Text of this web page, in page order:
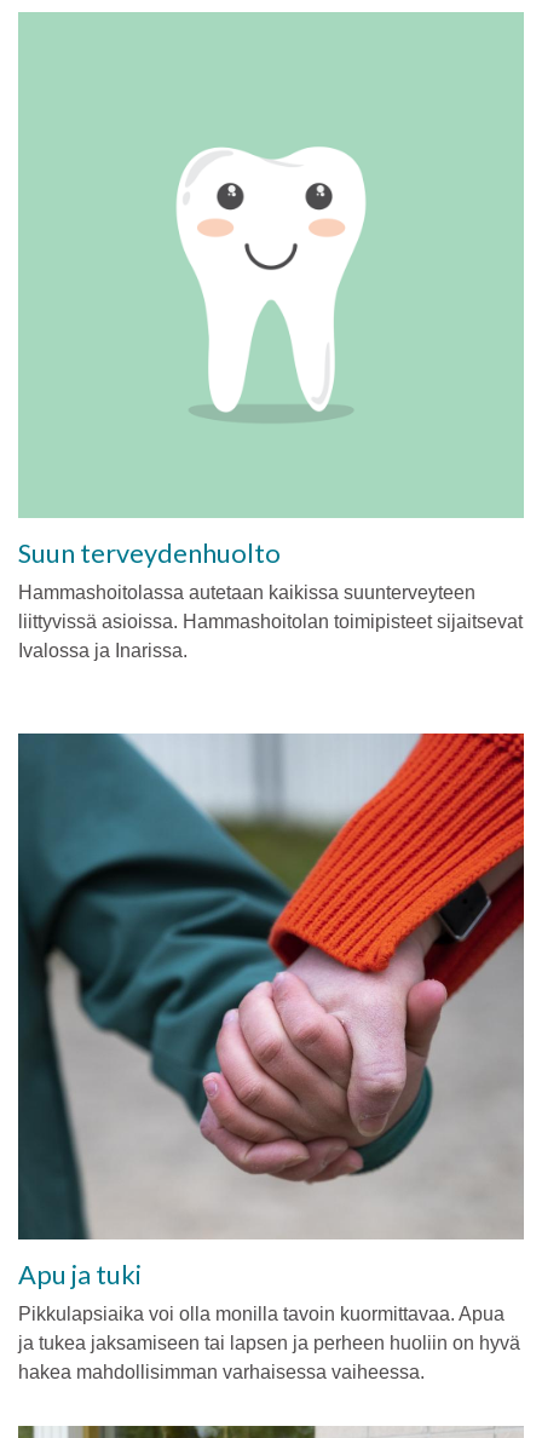
Suun terveydenhuolto
Hammashoitolassa autetaan kaikissa suunterveyteen
liittyvissä asioissa. Hammashoitolan toimipisteet sijaitsevat
Ivalossa ja Inarissa.
Apu ja tuki
Pikkulapsiaika voi olla monilla tavoin kuormittavaa. Apua
ja tukea jaksamiseen tai lapsen ja perheen huoliin on hyvä
hakea mahdollisimman varhaisessa vaiheessa.